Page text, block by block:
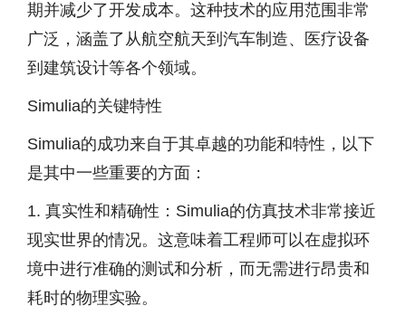
期并减少了开发成本。这种技术的应用范围非常
广泛，涵盖了从航空航天到汽车制造、医疗设备
到建筑设计等各个领域。
Simulia的关键特性
Simulia的成功来自于其卓越的功能和特性，以下
是其中一些重要的方面：
1. 真实性和精确性：Simulia的仿真技术非常接近
现实世界的情况。这意味着工程师可以在虚拟环
境中进行准确的测试和分析，而无需进行昂贵和
耗时的物理实验。